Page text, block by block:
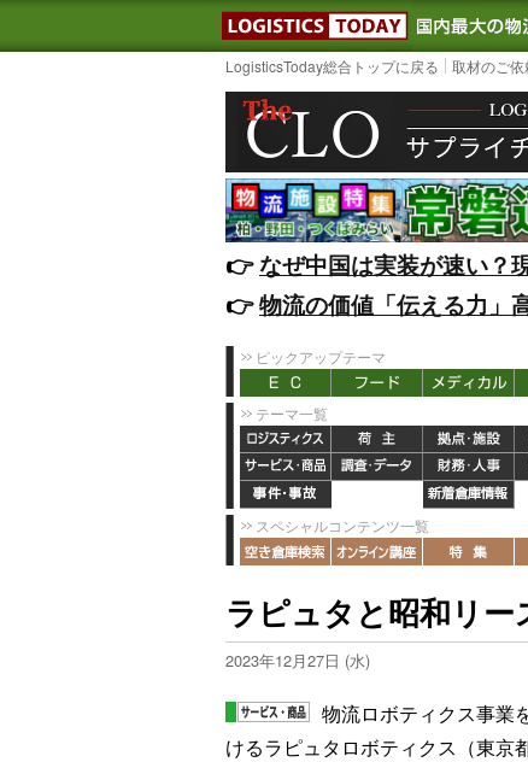
LOGISTICS
LogisticsToday総合トップに戻る 取材のご
👉️なぜ中国は実装が速い？
👉️物流の価値「伝える力」
ピックアップテーマ
テーマ一覧
スペシャルコンテンツ一覧
ラピュタと昭和リ
2023年12月27日 (水)
物流ロボティクス事業
けるラピュタロボティクス（東京